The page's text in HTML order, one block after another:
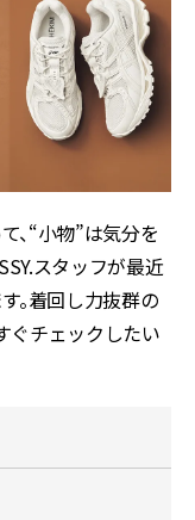
、“小物”は気分を
スタッフが最近
。着回し力抜群の
ぐチェックしたい